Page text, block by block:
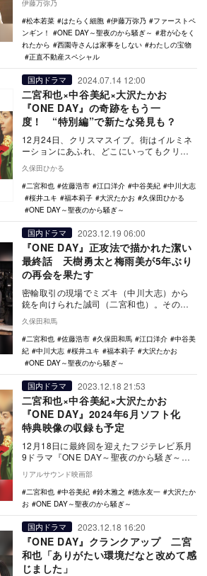
も、やはり主演…
伊藤万弥乃
松本若菜
はたらく細胞 伊藤万弥乃
ファーストペ
ンギン！
ONE DAY～聖夜のから騒ぎ～
君が心をく
れたから
西園寺さんは家事をしない
わたしの宝物
正直不動産スペシャル
国内ドラマ 2024.07.14 12:00
二宮和也×中谷美紀×大沢たかお
『ONE DAY』の奇跡をもう一
度！ “特別編”で新たな発見も？
12月24日、クリスマスイブ。街はイルミネ
ーションにあふれ、どこにいってもクリス
プレゼント…
久保田ひかる
二宮和也
佐藤浩市 江口洋介 中谷美紀
中川大志
桜井ユキ
福本莉子 大沢たかお
久保田ひかる
ONE DAY～聖夜のから騒ぎ～
国内ドラマ 2023.12.19 06:00
『ONE DAY』正攻法で描かれた潔い
最終話 天樹勇太と梅雨美が5年ぶり
の再会を果たす
密輸取引の現場でミズキ（中川大志）から
銃を向けられた誠司（二宮和也）。その現
美紀）は、渋滞…
久保田和馬
二宮和也
佐藤浩市 久保田和馬 江口洋介
中谷美
紀
中川大志 桜井ユキ 福本莉子
大沢たかお
ONE DAY～聖夜のから騒ぎ～
国内ドラマ 2023.12.18 21:53
二宮和也×中谷美紀×大沢たかお
『ONE DAY』2024年6月ソフト化
特典映像の収録も予定
12月18日に最終回を迎えたフジテレビ系月
9ドラマ『ONE DAY～聖夜のから騒ぎ～』
のBlu-ray＆DVDが、2024年6月…
リアルサウンド映画部
二宮和也
中谷美紀 鈴木雅之 徳永友一
大沢たか
お
ONE DAY～聖夜のから騒ぎ～
国内ドラマ 2023.12.18 16:20
『ONE DAY』クランクアップ 二宮
和也「ありがたい環境だなと改めて感
じました」